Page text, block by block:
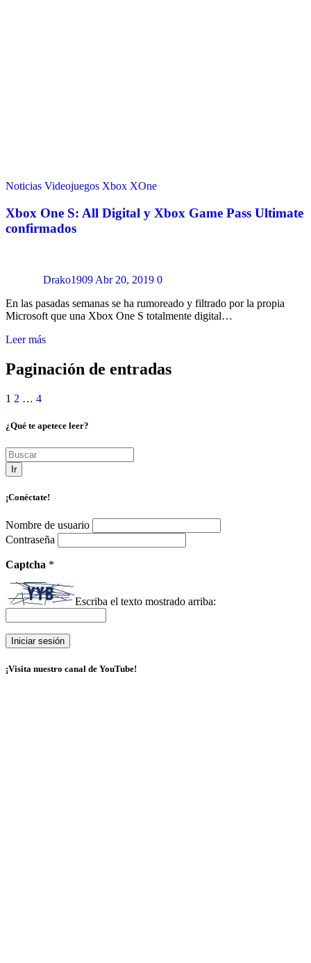
Noticias Videojuegos Xbox XOne
Xbox One S: All Digital y Xbox Game Pass Ultimate
confirmados
Drako1909 Abr 20, 2019 0
En las pasadas semanas se ha rumoreado y filtrado por la propia
Microsoft que una Xbox One S totalmente digital…
Leer más
Paginación de entradas
1 2 … 4
¿Qué te apetece leer?
Ir
¡Conéctate!
Nombre de usuario
Contraseña
Captcha *
Escriba el texto mostrado arriba:
¡Visita nuestro canal de YouTube!